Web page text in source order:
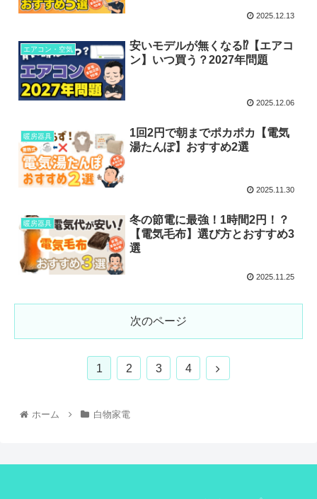
2025.12.13
エアコン・空気
安いモデルが無くなる⁉【エアコ
ン】いつ買う？2027年問題
2025.12.06
暖房器具
1回2円で朝までポカポカ【電気
湯たんぽ】おすすめ2選
2025.11.30
暖房器具
冬の節電に最強！1時間2円！？
【電気毛布】選び方とおすすめ3
選
2025.11.25
次のページ
1 2 3 4
ホーム 白物家電